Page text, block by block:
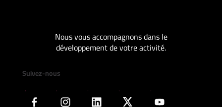
Nous vous accompagnons dans le
développement de votre activité.
Suivez-nous